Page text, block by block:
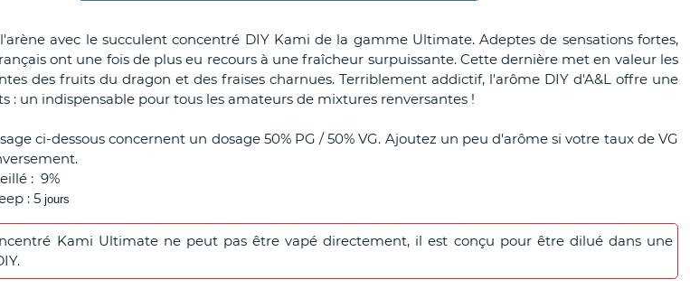
avec le succulent concentré DIY Kami de la gamme Ultimate. Adeptes de sensations fortes,
ont une fois de plus eu recours à une fraîcheur surpuissante. Cette dernière met en valeur les
des fruits du dragon et des fraises charnues. Terriblement addictif, l'arôme DIY d'A&L offre une
: un indispensable pour tous les amateurs de mixtures renversantes !
ci-dessous concernent un dosage 50% PG / 50% VG. Ajoutez un peu d'arôme si votre taux de VG
: 9%
: 5 jours
Kami Ultimate ne peut pas être vapé directement, il est conçu pour être dilué dans une